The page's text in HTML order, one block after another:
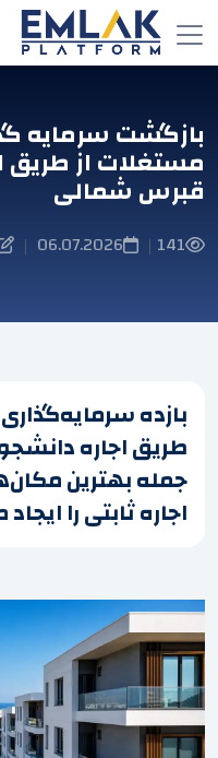
بازگشت سرمایه
مستغلات از طریق
قبرس شمالی
141
|
06.07.2026
|
بازده
طریق اجاره
جمله بهترین
اجاره ثابتی را